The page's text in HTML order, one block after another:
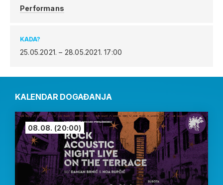
Performans
KADA?
25.05.2021. – 28.05.2021. 17:00
KALENDAR DOGAĐANJA
08.08. (20:00)